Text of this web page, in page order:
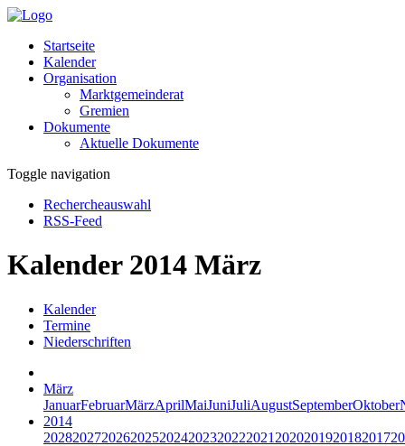
Startseite
Kalender
Organisation
Marktgemeinderat
Gremien
Dokumente
Aktuelle Dokumente
Toggle navigation
Rechercheauswahl
RSS-Feed
Kalender 2014 März
Kalender
Termine
Niederschriften
März
JanuarFebruarMärzAprilMaiJuniJuliAugustSeptemberOktober
2014
20282027202620252024202320222021 2020201920182017